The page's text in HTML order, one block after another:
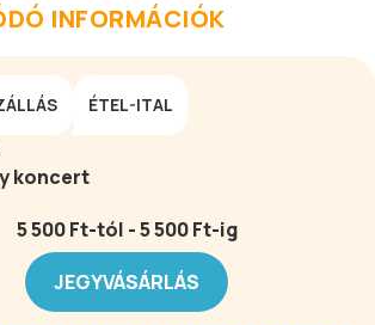
INFORMÁCIÓK
ÉTEL-ITAL
koncert
5 500 Ft-tól - 5 500 Ft-ig
JEGYVÁSÁRLÁS